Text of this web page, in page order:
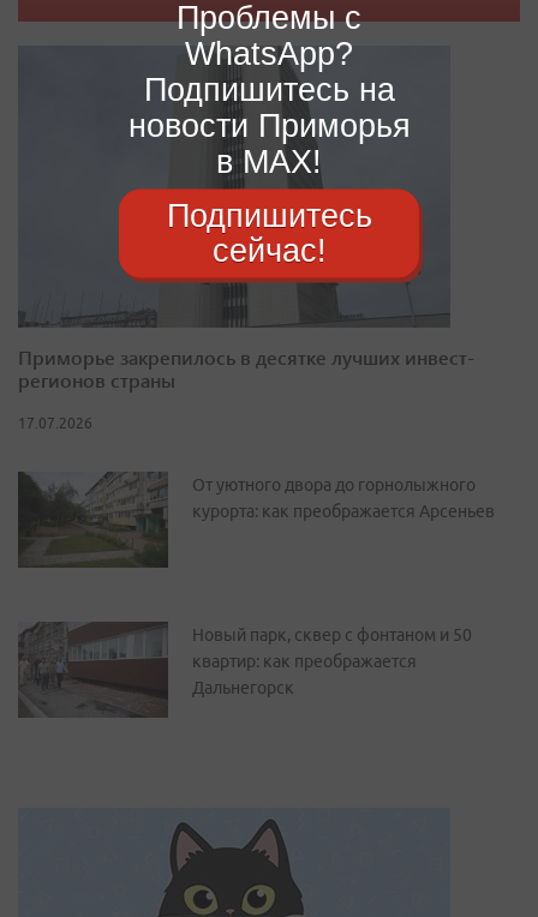
Приморье закрепилось в десятке лучших инвест-
регионов страны
17.07.2026
От уютного двора до горнолыжного
курорта: как преображается Арсеньев
Новый парк, сквер с фонтаном и 50
квартир: как преображается
Дальнегорск
Проблемы с
WhatsApp?
Подпишитесь на
новости Приморья
в MAX!
Подпишитесь
сейчас!